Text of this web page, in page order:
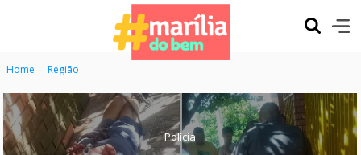
Home Região
Polícia